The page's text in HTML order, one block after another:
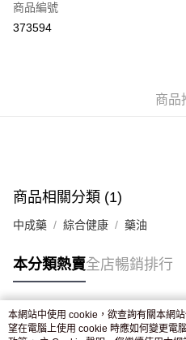
Apple Pay
付款後門市自取，訂單確認後2-4
商品編號
373594
商品
商品相關分類 (1)
中成藥 綜合健康 藥油
本分類熱賣全店暢銷排行
熱門標籤
本網站中使用 cookie，欲查詢有關本網
望在電腦上使用 cookie 時應如何變更電